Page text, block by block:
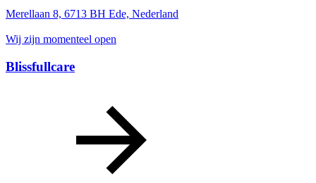
Merellaan 8, 6713 BH Ede, Nederland
Wij zijn momenteel open
Blissfullcare